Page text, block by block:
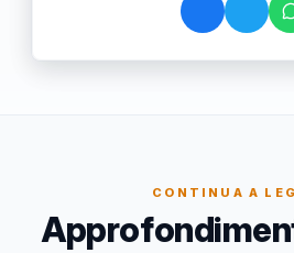
CONTINUA A